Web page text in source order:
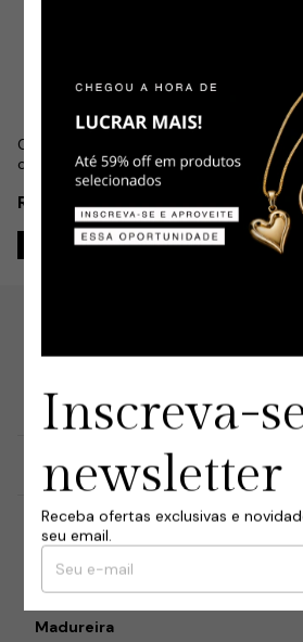
Caixinha de Anel Coração
com Detalhes Vermelha em
R$5,99
Nossa marca tem uma tradição que
qualidade em nossos produtos.
Informações
Centro - RJ
Rua da Alfândega, 349
Sr dos Passos, 159
Madureira
Inscreva-
newsletter
Receba ofertas exclusivas e
seu email.